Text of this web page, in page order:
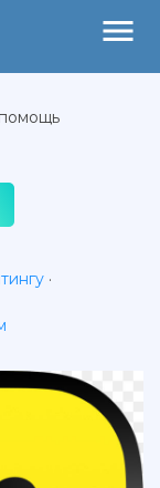
menu
·